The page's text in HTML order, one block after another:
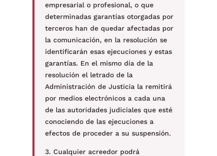
empresarial o profesional, o que
determinadas garantías otorgadas por
terceros han de quedar afectadas por
la comunicación, en la resolución se
identificarán esas ejecuciones y estas
garantías. En el mismo día de la
resolución el letrado de la
Administración de Justicia la remitirá
por medios electrónicos a cada una
de las autoridades judiciales que esté
conociendo de las ejecuciones a
efectos de proceder a su suspensión.
3. Cualquier acreedor podrá